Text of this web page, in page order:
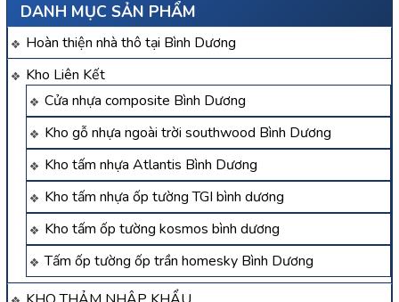
DANH MỤC SẢN PHẨM
Hoàn thiện nhà thô tại Bình Dương
Kho Liên Kết
Cửa nhựa composite Bình Dương
Kho gỗ nhựa ngoài trời southwood Bình Dương
Kho tấm nhựa Atlantis Bình Dương
Kho tấm nhựa ốp tường TGI bình dương
Kho tấm ốp tường kosmos bình dương
Tấm ốp tường ốp trần homesky Bình Dương